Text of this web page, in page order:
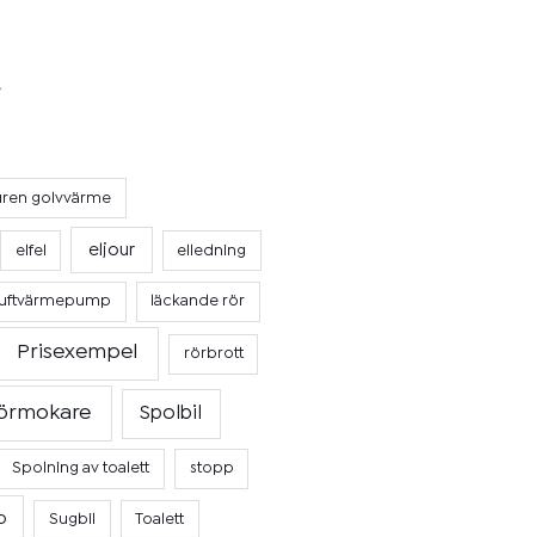
golvvärme
elfel eljour elledning
läckande rör
Prisexempel rörbrott
Spolbil
Spolning av toalett stopp
Sugbil Toalett